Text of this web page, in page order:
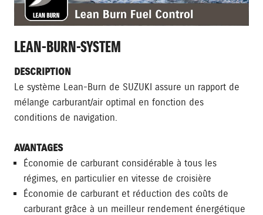
LEAN-BURN-SYSTEM
DESCRIPTION
Le système Lean-Burn de SUZUKI assure un rapport de
mélange carburant/air optimal en fonction des
conditions de navigation.
AVANTAGES
Économie de carburant considérable à tous les
régimes, en particulier en vitesse de croisière
Économie de carburant et réduction des coûts de
carburant grâce à un meilleur rendement énergétique